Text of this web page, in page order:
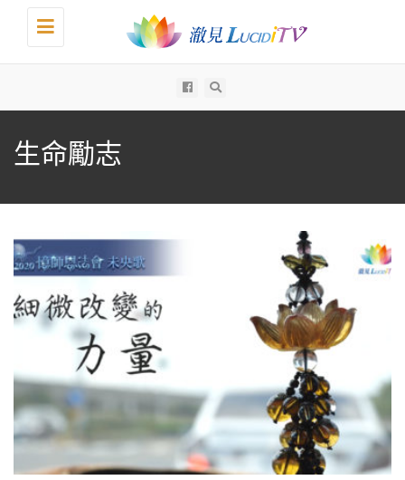
Toggle
navigation
生命勵志